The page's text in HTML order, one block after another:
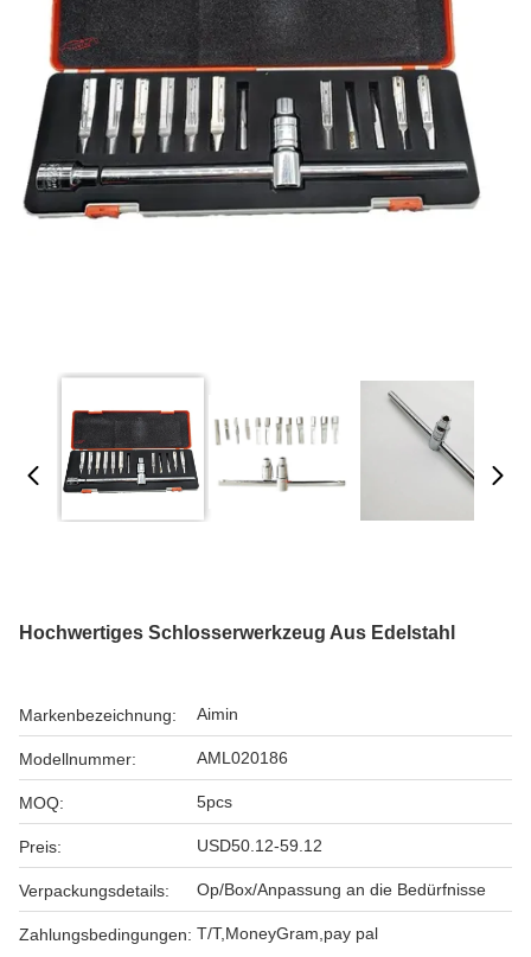
Hochwertiges Schlosserwerkzeug Aus Edelstahl
Markenbezeichnung: Aimin
Modellnummer: AML020186
MOQ: 5pcs
Preis: USD50.12-59.12
Verpackungsdetails: Op/Box/Anpassung an die Bedürfnisse
Zahlungsbedingungen: T/T,MoneyGram,pay pal